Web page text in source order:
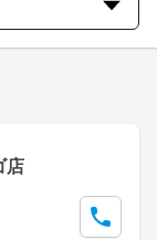
店